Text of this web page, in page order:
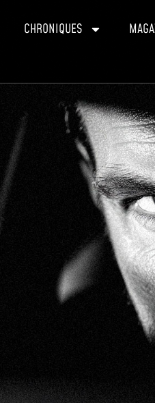
CHRONIQUES